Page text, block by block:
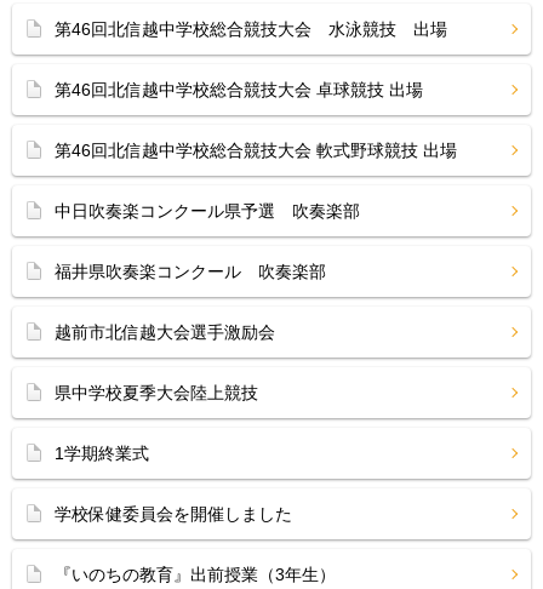
第46回北信越中学校総合競技大会 水泳競技 出場
第46回北信越中学校総合競技大会 卓球競技 出場
第46回北信越中学校総合競技大会 軟式野球競技 出場
中日吹奏楽コンクール県予選 吹奏楽部
福井県吹奏楽コンクール 吹奏楽部
越前市北信越大会選手激励会
県中学校夏季大会陸上競技
1学期終業式
学校保健委員会を開催しました
『いのちの教育』出前授業（3年生）